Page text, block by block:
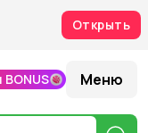
Открыть
Меню